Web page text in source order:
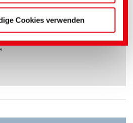
Cookies verwenden
alle Anforderungen